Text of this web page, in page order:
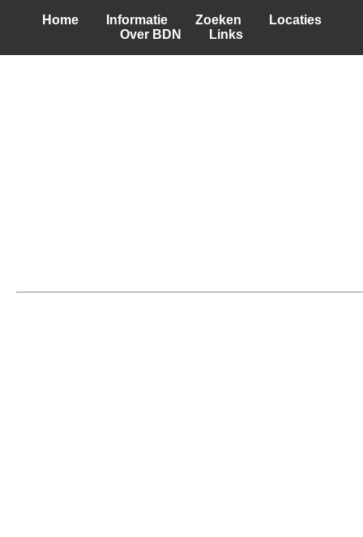
Home Informatie Zoeken
Locaties
Over BDN
Links